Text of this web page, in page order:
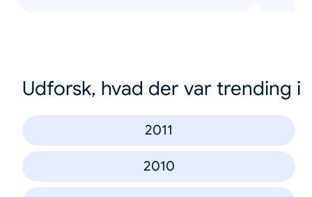
Udforsk, hvad der var trending i
2011
2010